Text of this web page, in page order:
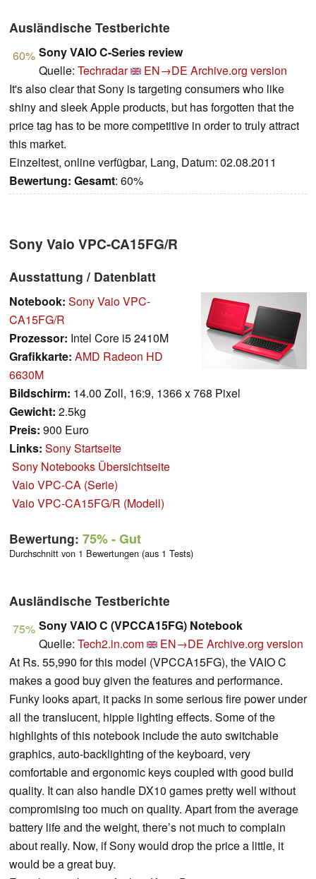
Ausländische Testberichte
60% Sony VAIO C-Series review
Quelle: Techradar EN→DE Archive.org version
It's also clear that Sony is targeting consumers who like
shiny and sleek Apple products, but has forgotten that the
price tag has to be more competitive in order to truly attract
this market.
Einzeltest, online verfügbar, Lang, Datum: 02.08.2011
Bewertung: Gesamt: 60%
Sony Vaio VPC-CA15FG/R
Ausstattung / Datenblatt
Notebook: Sony Vaio VPC-
CA15FG/R
Prozessor: Intel Core i5 2410M
Grafikkarte: AMD Radeon HD
6630M
Bildschirm: 14.00 Zoll, 16:9, 1366 x 768 Pixel
Gewicht: 2.5kg
Preis: 900 Euro
Links: Sony Startseite
Sony Notebooks Übersichtseite
Vaio VPC-CA (Serie)
Vaio VPC-CA15FG/R (Modell)
Bewertung: 75%- Gut
Durchschnitt von 1 Bewertungen (aus 1 Tests)
Ausländische Testberichte
75% Sony VAIO C (VPCCA15FG) Notebook
Quelle: Tech2.in.com EN→DE Archive.org version
At Rs. 55,990 for this model (VPCCA15FG), the VAIO C
makes a good buy given the features and performance.
Funky looks apart, it packs in some serious fire power under
all the translucent, hippie lighting effects. Some of the
highlights of this notebook include the auto switchable
graphics, auto-backlighting of the keyboard, very
comfortable and ergonomic keys coupled with good build
quality. It can also handle DX10 games pretty well without
compromising too much on quality. Apart from the average
battery life and the weight, there’s not much to complain
about really. Now, if Sony would drop the price a little, it
would be a great buy.